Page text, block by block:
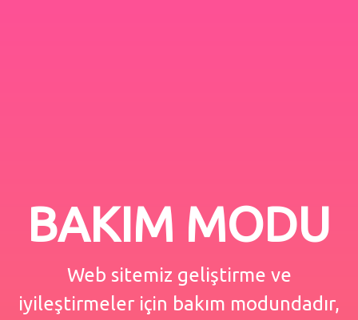
BAKIM MODU
Web sitemiz geliştirme ve
iyileştirmeler için bakım modundadır,